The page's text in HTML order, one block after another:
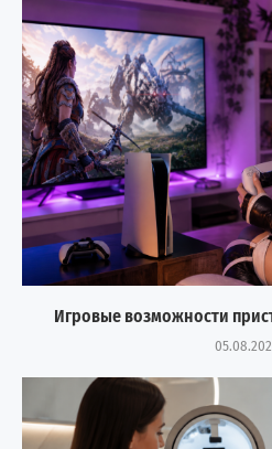
Игровые возможности